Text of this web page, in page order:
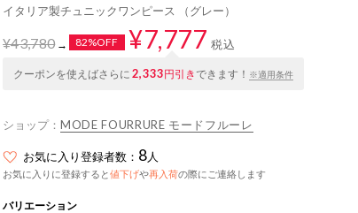
イタリア製チュニックワンピース （グレー）
¥43,780→ 82%OFF ¥7,777 税込
クーポンを使えばさらに 2,333円引きできます！ ※適用条件
ショップ： MODE FOURRURE モードフルーレ
お気に入り登録者数： 8人
お気に入りに登録すると値下げや再入荷の際にご連絡します
バリエーション